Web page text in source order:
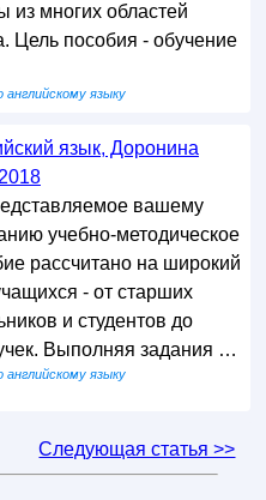
из многих областей
Цель пособия - обучение
английскому языку
язык, Доронина
вашему
учебно-методическое
рассчитано на широкий
- от старших
и студентов до
Выполняя задания …
английскому языку
Следующая статья >>